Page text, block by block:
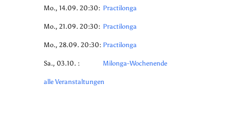
Mo., 14.09. 20:30: Practilonga
Mo., 21.09. 20:30: Practilonga
Mo., 28.09. 20:30: Practilonga
Sa., 03.10. : Milonga-Wochenende
alle Veranstaltungen